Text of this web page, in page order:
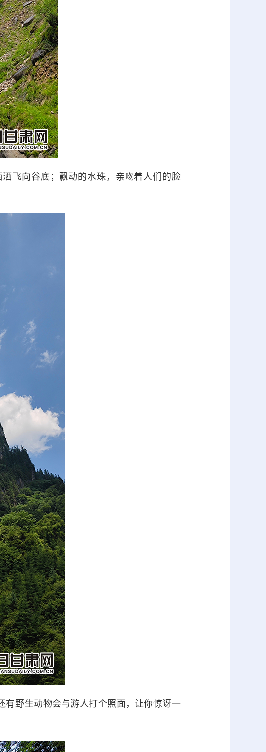
飞向谷底；飘动的水珠，亲吻着人们的脸
野生动物会与游人打个照面，让你惊讶一